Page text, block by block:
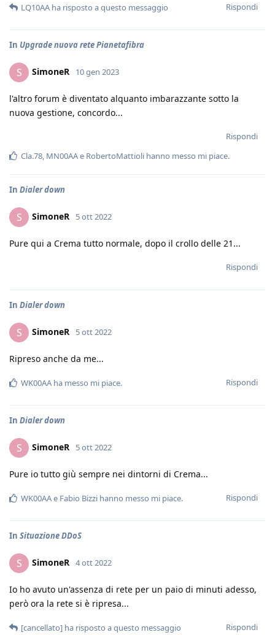
Rispondi
LQ10AA ha risposto a questo messaggio
In Upgrade nuova rete Pianetafibra
S SimoneR 10 gen 2023
l'altro forum è diventato alquanto imbarazzante sotto la
nuova gestione, concordo...
Rispondi
Cla.78, MN00AAe RobertoMattioli hanno messo mi piace.
In Dialer down
S SimoneR 5 ott 2022
Pure qui a Crema tutto normale, dopo il crollo delle 21...
Rispondi
In Dialer down
S SimoneR 5 ott 2022
Ripreso anche da me...
Rispondi
WK00AA ha messo mi piace.
In Dialer down
S SimoneR 5 ott 2022
Pure io tutto giù sempre nei dintorni di Crema...
Rispondi
WK00AAe Fabio Bizzi hanno messo mi piace.
In Situazione DDoS
S SimoneR 4 ott 2022
Io ho avuto un'assenza di rete per un paio di minuti adesso,
però ora la rete si è ripresa...
Rispondi
[cancellato] ha risposto a questo messaggio